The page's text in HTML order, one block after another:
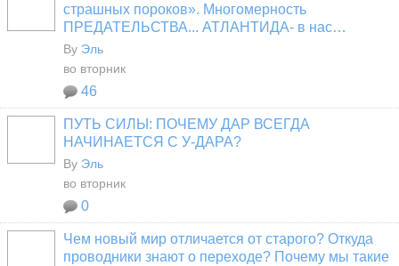
страшных пороков». Многомерность
ПРЕДАТЕЛЬСТВА... АТЛАНТИДА- в нас…
By Эль
во вторник
46
ПУТЬ СИЛЫ: ПОЧЕМУ ДАР ВСЕГДА
НАЧИНАЕТСЯ С У-ДАРА?
By Эль
во вторник
0
Чем новый мир отличается от старого? Откуда
проводники знают о переходе? Почему мы такие